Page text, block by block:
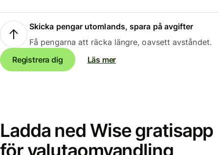
Skicka pengar utomlands, spara på avgifter
Få pengarna att räcka längre, oavsett avståndet.
Registrera dig
Läs mer
Ladda ned Wise gratisapp
för valutaomvandling